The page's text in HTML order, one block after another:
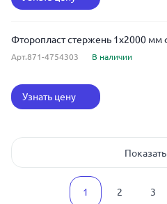
Фторопласт стержень 1x2000
Арт.871-4754303 В наличии
Узнать цену
1 2 3